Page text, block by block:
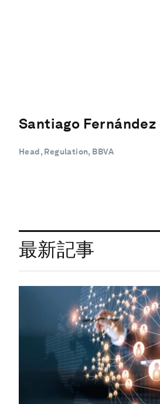
Santiago Fernández
Head, Regulation, BBVA
最新記事